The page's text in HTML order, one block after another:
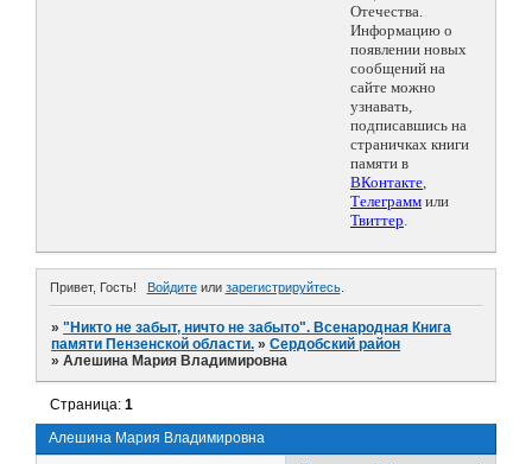
Отечества.
Информацию о
появлении новых
сообщений на
сайте можно
узнавать,
подписавшись на
страничках книги
памяти в
ВКонтакте,
Телеграмм или
Твиттер.
Привет, Гость! Войдитеили зарегистрируйтесь.
»"Никто не забыт, ничто не забыто". Всенародная Книга
памяти Пензенской области. »Сердобский район
»Алешина Мария Владимировна
Алешина Мария Владимировна
Страница:1